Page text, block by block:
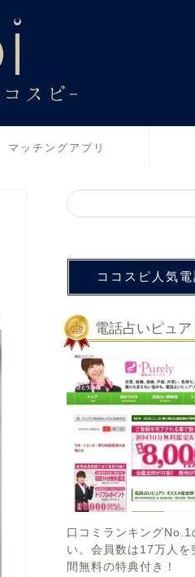
マッチングアプリ
ココスピ人気
電話占いピュア
口コミランキング
い。会員数は17万人
間無料の特典付き！